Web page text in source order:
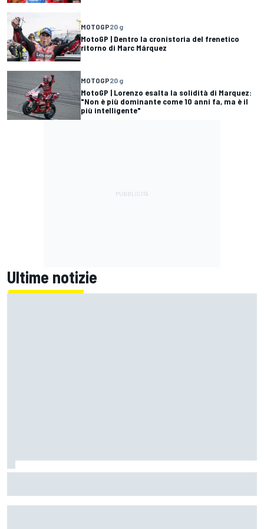
MOTOGP20 g
MotoGP | Dentro la cronistoria del frenetico
ritorno di Marc Márquez
MOTOGP20 g
MotoGP | Lorenzo esalta la solidità di Marquez:
"Non è più dominante come 10 anni fa, ma è il
più intelligente"
Ultime notizie